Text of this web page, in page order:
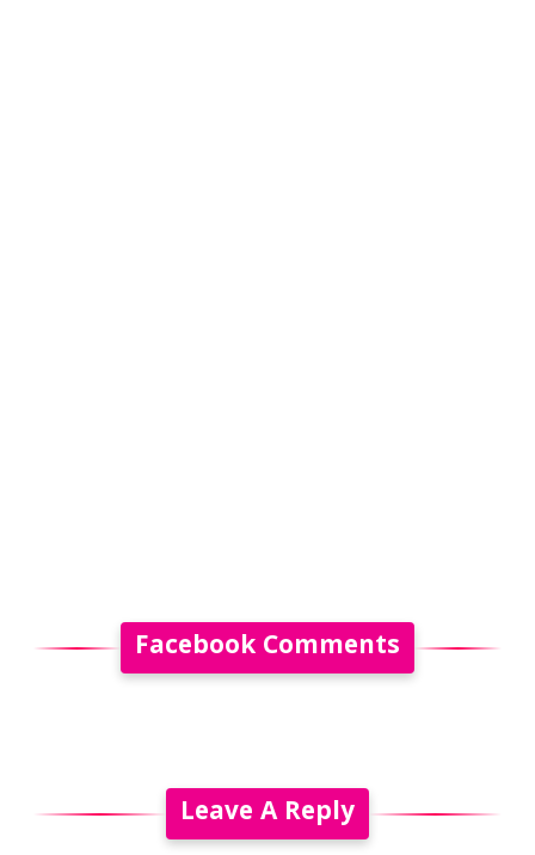
Facebook Comments
Leave A Reply